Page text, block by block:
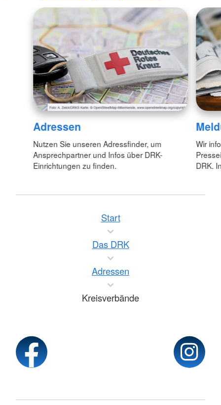
Adressen
Nutzen Sie unseren Adressfinder, um
Ansprechpartner und Infos über DRK-
Einrichtungen zu finden.
Wir
DRK.
Start
Das DRK
Adressen
Kreisverbände